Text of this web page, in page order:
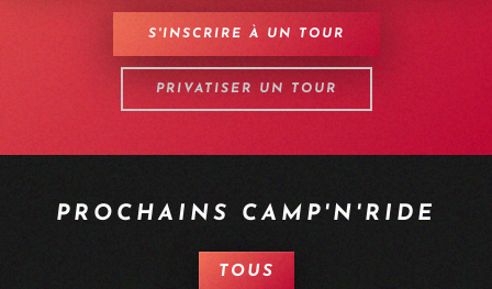
S'INSCRIRE À UN TOUR
PRIVATISER UN TOUR
PROCHAINS CAMP'N'RIDE
TOUS